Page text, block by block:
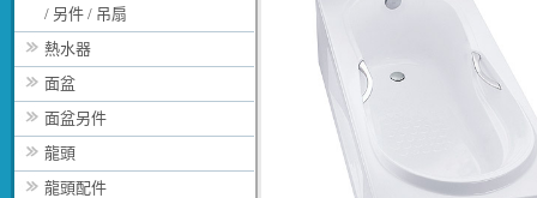
/ 另件 / 吊扇
熱水器
面盆
面盆另件
龍頭
龍頭配件